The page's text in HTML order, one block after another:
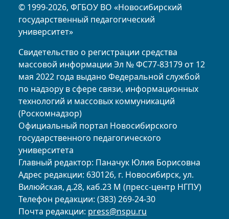
© 1999-2026, ФГБОУ ВО «Новосибирский
государственный педагогический
университет»
Свидетельство о регистрации средства
массовой информации Эл № ФС77-83179 от 12
мая 2022 года выдано Федеральной службой
по надзору в сфере связи, информационных
технологий и массовых коммуникаций
(Роскомнадзор)
Официальный портал Новосибирского
государственного педагогического
университета
Главный редактор: Паначук Юлия Борисовна
Адрес редакции: 630126, г. Новосибирск, ул.
Вилюйская, д.28, каб.23 М (пресс-центр НГПУ)
Телефон редакции: (383) 269-24-30
Почта редакции: press@nspu.ru